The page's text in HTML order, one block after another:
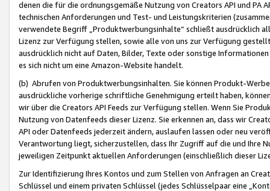
denen die für die ordnungsgemäße Nutzung von Creators API und PA
technischen Anforderungen und Test- und Leistungskriterien
verwendete Begriff „Produktwerbungsinhalte“ schließt ausdrücklich
Lizenz zur Verfügung stellen, sowie alle von uns zur Verfügung
ausdrücklich nicht auf Daten, Bilder, Texte oder sonstige
es sich nicht um eine Amazon-Website handelt.
(b) Abrufen von Produktwerbungsinhalten. Sie können Produkt-
ausdrückliche vorherige schriftliche Genehmigung erteilt haben,
wir über die Creators API Feeds zur Verfügung stellen. Wenn Sie
Nutzung von Datenfeeds dieser Lizenz. Sie erkennen an, dass wir
API oder Datenfeeds jederzeit ändern, auslaufen lassen oder neu
Verantwortung liegt, sicherzustellen, dass Ihr Zugriff auf die und Ihre
jeweiligen Zeitpunkt aktuellen Anforderungen (einschließlich dieser
Zur Identifizierung Ihres Kontos und zum Stellen von Anfragen an
Schlüssel und einem privaten Schlüssel (jedes Schlüsselpaar eine